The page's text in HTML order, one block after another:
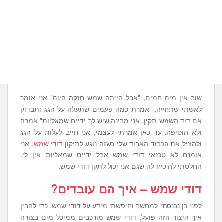
שוב אין מים חמים, "אבל הייתה שמש חזקה היום" אני אומר
לאשתי שתחייה, "אמרת כמה פעמים שתעלה על הגג ותבדוק
אם דוד השמש תקין, אני מבינה שיש לך ידיים שמאליות" אמרה
ולא הוסיפה. עד כאן אמרתי לעצמי, אני חייב לעלות על הגג
ולהציל את הכבוד האבוד שלי כשזה נוגע לתיקון דודי שמש. אני
אומנם לא טכנאי דודי שמש אבל ידיים שמאליות אין לי.
החלטתי להוכיח לה שגם אני יכול לתקן דודי שמש.
דודי שמש – איך הם עובדים?
לפני כן נכנסתי למחשב וחיפשתי מידע על דודי שמש, כדי להבין
איך היצור הזה פועל, דודי שמש מורכבים ממיכל מים בצורה